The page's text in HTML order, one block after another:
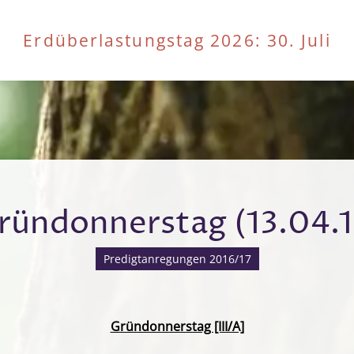
Erdüberlastungstag 2026: 30. Juli
Predigtanregungen 2016/17
Gründonnerstag [III/A]